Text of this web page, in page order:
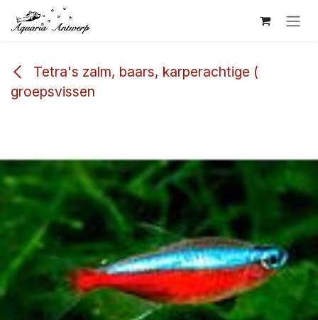
Overslaan naar inhoud
Tetra's zalm, baars, karperachtige (
groepsvissen